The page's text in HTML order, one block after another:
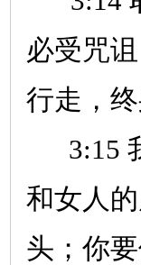
必受咒
行走，终
3:15
和女人
头；你